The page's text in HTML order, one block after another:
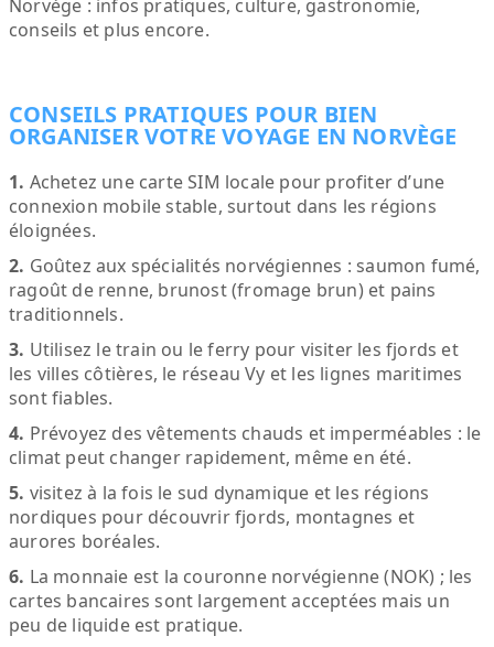
Norvège : infos pratiques, culture, gastronomie,
conseils et plus encore.
CONSEILS PRATIQUES POUR BIEN
ORGANISER VOTRE VOYAGE EN NORVÈGE
1. Achetez une carte SIM locale pour profiter d’une
connexion mobile stable, surtout dans les régions
éloignées.
2. Goûtez aux spécialités norvégiennes : saumon fumé,
ragoût de renne, brunost (fromage brun) et pains
traditionnels.
3. Utilisez le train ou le ferry pour visiter les fjords et
les villes côtières, le réseau Vy et les lignes maritimes
sont fiables.
4. Prévoyez des vêtements chauds et imperméables : le
climat peut changer rapidement, même en été.
5. visitez à la fois le sud dynamique et les régions
nordiques pour découvrir fjords, montagnes et
aurores boréales.
6. La monnaie est la couronne norvégienne (NOK) ; les
cartes bancaires sont largement acceptées mais un
peu de liquide est pratique.